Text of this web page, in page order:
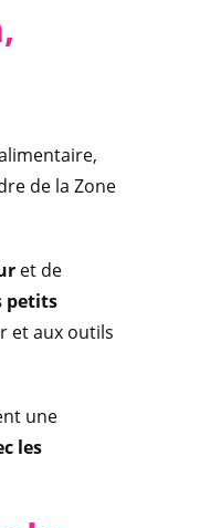
de la Zone
et de
petits
et aux outils
une
les